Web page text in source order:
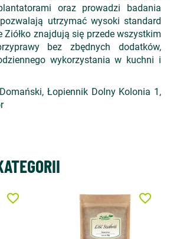
oraz prowadzi badania
utrzymać wysoki standard
Ziółko znajdują się przede wszystkim
bez zbędnych dodatków,
wykorzystania w kuchni i
Łopiennik Dolny Kolonia 1,
favorite_border favorite_border